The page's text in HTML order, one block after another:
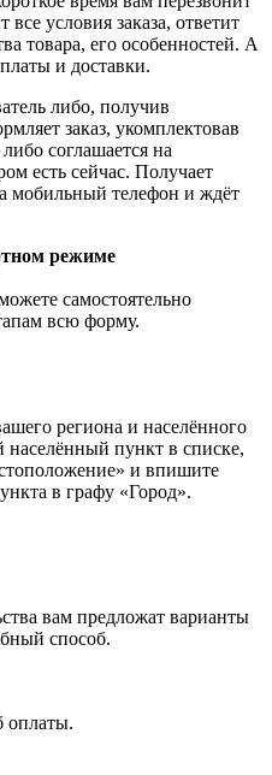
условия заказа, ответит
товара, его особенностей. А
и доставки.
либо, получив
заказ, укомплектовав
соглашается на
есть сейчас. Получает
мобильный телефон и ждёт
режиме
самостоятельно
всю форму.
региона и населённого
пункт в списке,
и впишите
в графу «Город».
вам предложат варианты
способ.
оплаты.